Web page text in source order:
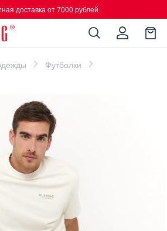
доставка от 7000 рублей
Футболки